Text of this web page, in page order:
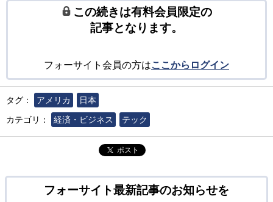
この続きは有料会員限定の
記事となります。
フォーサイト会員の方はここからログイン
タグ： アメリカ
日本
カテゴリ：
経済・ビジネス テック
ポスト
フォーサイト最新記事のお知らせを